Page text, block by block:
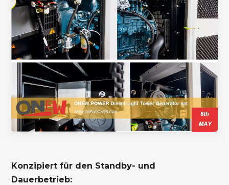
Konzipiert für den Standby- und
Dauerbetrieb: